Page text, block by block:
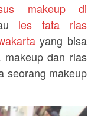
makeup di
les tata rias
yang bisa
dan rias
seorang makeup